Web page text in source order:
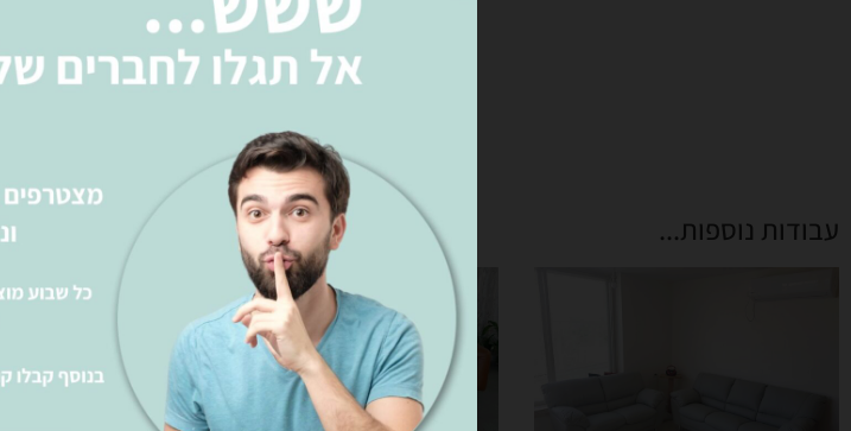
עבודות נוספות...